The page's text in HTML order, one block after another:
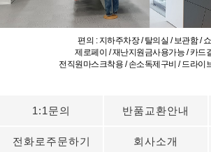
편의 : 지하주차장 / 탈의실 / 보관함 /
제로페이 / 재난지원금사용가능 / 카드
전직원마스크착용 / 손소독제구비 / 드라이
1:1문의 반품교환안내
전화로주문하기 회사소개